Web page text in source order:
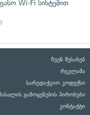
Wi-Fi სისტემით
ჩვენ შესახებ
რეკლამა
სარედაქციო კოდექსი
გამოყენების პირობები
კონტაქტი